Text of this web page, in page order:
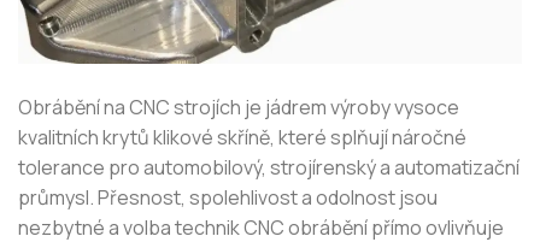
Obrábění na CNC strojích je jádrem výroby vysoce
kvalitních krytů klikové skříně, které splňují náročné
tolerance pro automobilový, strojírenský a automatizační
průmysl. Přesnost, spolehlivost a odolnost jsou
nezbytné a volba technik CNC obrábění přímo ovlivňuje